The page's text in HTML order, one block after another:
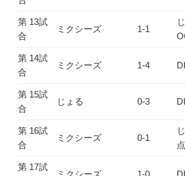
第 13試
合
ミクシーズ 1-1
第 14試
合
ミクシーズ 1-4
第 15試
合
じょる 0-3
第 16試
合
ミクシーズ 0-1
第 17試
ミクシーズ 1-0